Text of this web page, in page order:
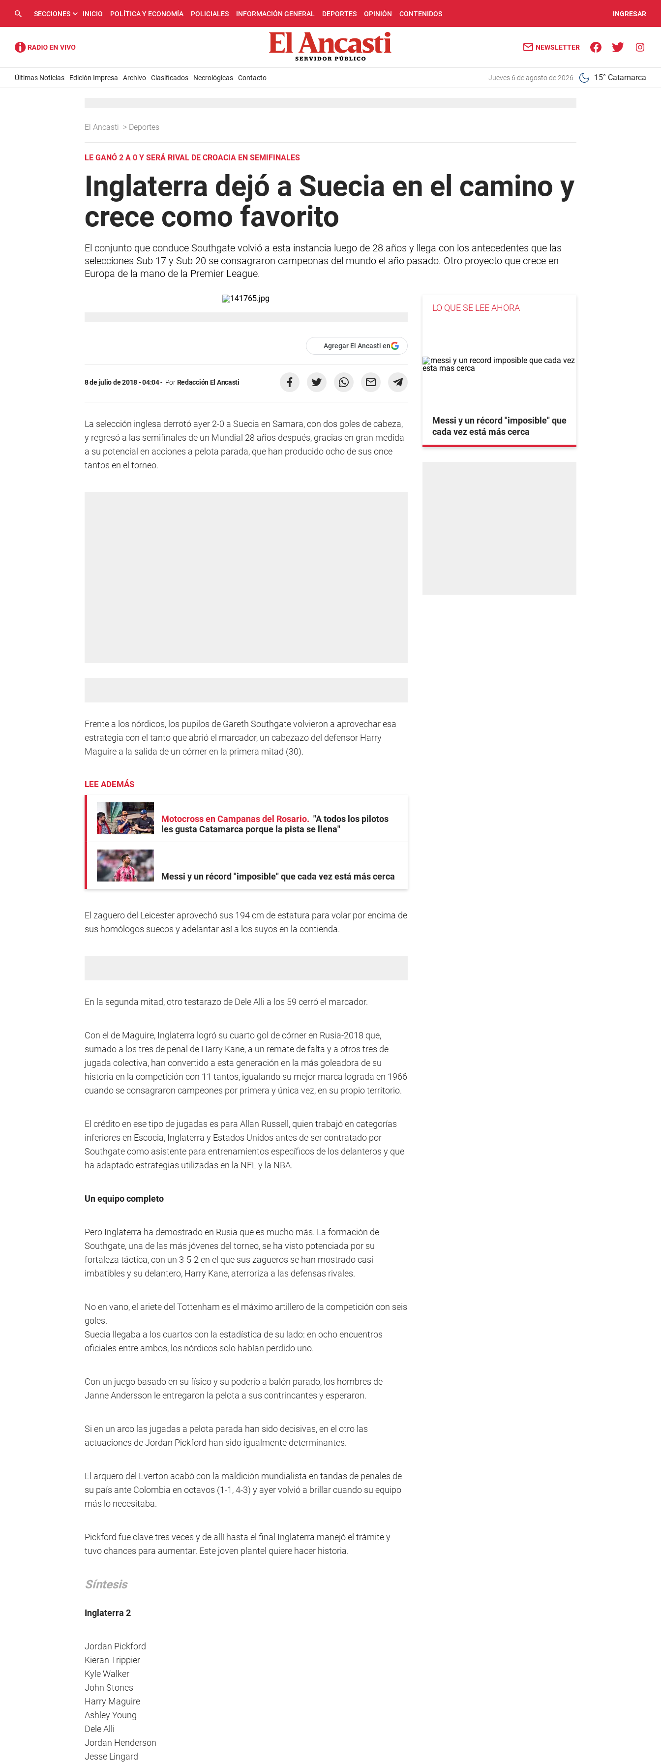
SECCIONES INICIO POLÍTICA Y ECONOMÍA POLICIALES INFORMACIÓN GENERAL DEPORTES OPINIÓN CONTENIDOS INGRESAR
NEWSLETTER
Últimas Noticias Edición Impresa Archivo Clasificados Necrológicas Contacto jueves 6 de agosto de 2026 15° Catamarca
El Ancasti > Deportes
LE GANÓ 2 A 0 Y SERÁ RIVAL DE CROACIA EN SEMIFINALES
Inglaterra dejó a Suecia en el camino y
crece como favorito
El conjunto que conduce Southgate volvió a esta instancia luego de 28 años y llega con los antecedentes que las
selecciones Sub 17 y Sub 20 se consagraron campeonas del mundo el año pasado. Otro proyecto que crece en
Europa de la mano de la Premier League.
Agregar El Ancasti en
8 de julio de 2018 - 04:04 PorRedacción El Ancasti
La selección inglesa derrotó ayer 2-0 a Suecia en Samara, con dos goles de cabeza,
y regresó a las semifinales de un Mundial 28 años después, gracias en gran medida
a su potencial en acciones a pelota parada, que han producido ocho de sus once
tantos en el torneo.
Frente a los nórdicos, los pupilos de Gareth Southgate volvieron a aprovechar esa
estrategia con el tanto que abrió el marcador, un cabezazo del defensor Harry
Maguire a la salida de un córner en la primera mitad (30).
LEE ADEMÁS
Motocross en Campanas del Rosario
"A todos los pilotos
les gusta Catamarca porque la pista se llena"
Messi y un récord "imposible" que cada vez está más cerca
El zaguero del Leicester aprovechó sus 194 cm de estatura para volar por encima de
sus homólogos suecos y adelantar así a los suyos en la contienda.
En la segunda mitad, otro testarazo de Dele Alli a los 59 cerró el marcador.
Con el de Maguire, Inglaterra logró su cuarto gol de córner en Rusia-2018 que,
sumado a los tres de penal de Harry Kane, a un remate de falta y a otros tres de
jugada colectiva, han convertido a esta generación en la más goleadora de su
historia en la competición con 11 tantos, igualando su mejor marca lograda en 1966
cuando se consagraron campeones por primera y única vez, en su propio territorio.
El crédito en ese tipo de jugadas es para Allan Russell, quien trabajó en categorías
inferiores en Escocia, Inglaterra y Estados Unidos antes de ser contratado por
Southgate como asistente para entrenamientos específicos de los delanteros y que
ha adaptado estrategias utilizadas en la NFL y la NBA.
Un equipo completo
Pero Inglaterra ha demostrado en Rusia que es mucho más. La formación de
Southgate, una de las más jóvenes del torneo, se ha visto potenciada por su
fortaleza táctica, con un 3-5-2 en el que sus zagueros se han mostrado casi
imbatibles y su delantero, Harry Kane, aterroriza a las defensas rivales.
No en vano, el ariete del Tottenham es el máximo artillero de la competición con seis
goles.
Suecia llegaba a los cuartos con la estadística de su lado: en ocho encuentros
oficiales entre ambos, los nórdicos solo habían perdido uno.
Con un juego basado en su físico y su poderío a balón parado, los hombres de
Janne Andersson le entregaron la pelota a sus contrincantes y esperaron.
Si en un arco las jugadas a pelota parada han sido decisivas, en el otro las
actuaciones de Jordan Pickford han sido igualmente determinantes.
El arquero del Everton acabó con la maldición mundialista en tandas de penales de
su país ante Colombia en octavos (1-1, 4-3) y ayer volvió a brillar cuando su equipo
más lo necesitaba.
Pickford fue clave tres veces y de allí hasta el final Inglaterra manejó el trámite y
tuvo chances para aumentar. Este joven plantel quiere hacer historia.
Síntesis
Inglaterra 2
Jordan Pickford
Kieran Trippier
Kyle Walker
John Stones
Harry Maguire
Ashley Young
Dele Alli
Jordan Henderson
Jesse Lingard
LO QUE SE LEE AHORA
Messi y un récord "imposible" que
cada vez está más cerca